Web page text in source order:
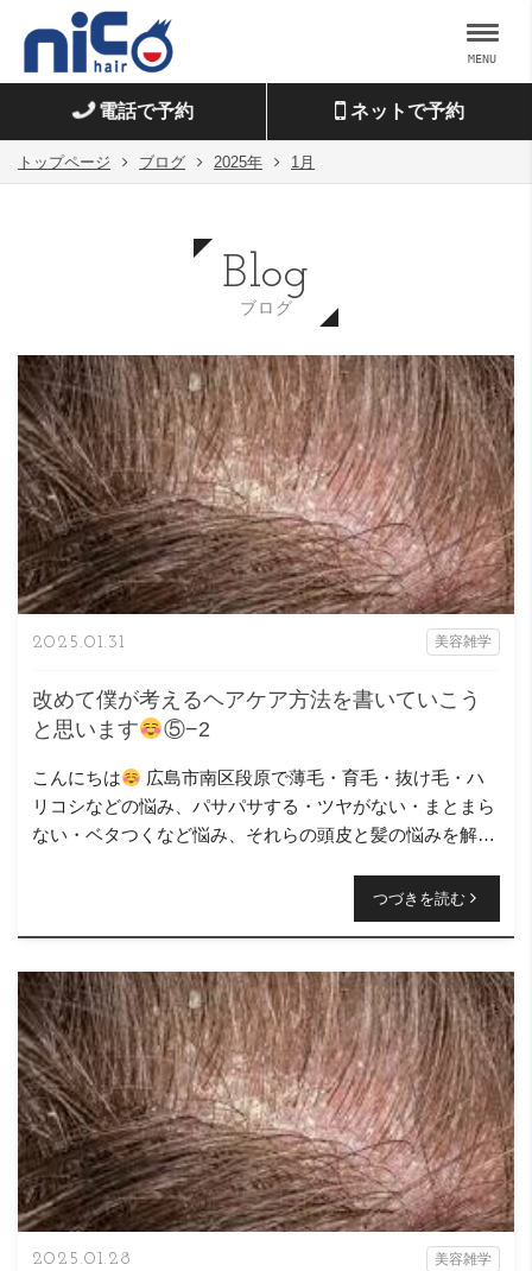
電話で予約 ネットで予約
トップページ ブログ 2025年 1月
Blog
ブログ
改めて僕が考えるヘアケア方法を書いていこう
と思います
⑤−2
2025.01.31 美容雑学
こんにちは
広島市南区段原で薄毛・育毛・抜け毛・ハ
リコシなどの悩み、パサパサする・ツヤがない・まとまら
ない・ベタつくなど悩み、それらの頭皮と髪の悩みを解決
つづきを読む
2025.01.28 美容雑学
MENU